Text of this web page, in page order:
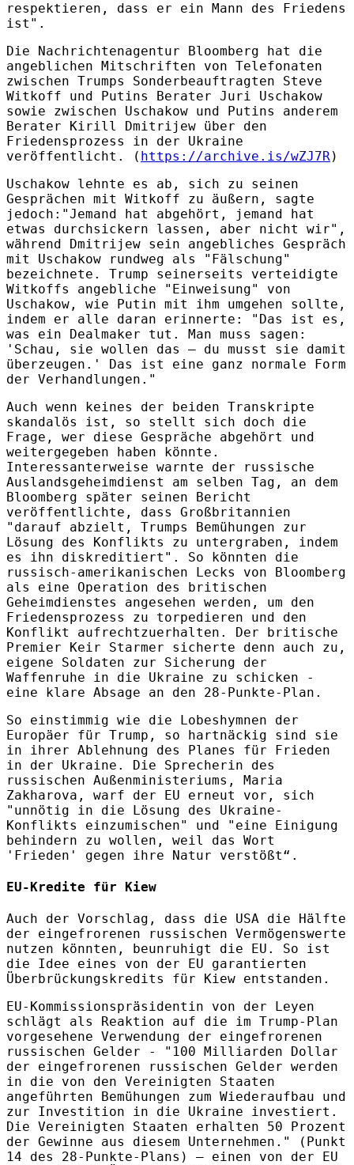
respektieren, dass er ein Mann des Friedens
ist".
Die Nachrichtenagentur Bloomberg hat die
angeblichen Mitschriften von Telefonaten
zwischen Trumps Sonderbeauftragten Steve
Witkoff und Putins Berater Juri Uschakow
sowie zwischen Uschakow und Putins anderem
Berater Kirill Dmitrijew über den
Friedensprozess in der Ukraine
veröffentlicht. ( https://archive.is/wZJ7R )
Uschakow lehnte es ab, sich zu seinen
Gesprächen mit Witkoff zu äußern, sagte
jedoch:"Jemand hat abgehört, jemand hat
etwas durchsickern lassen, aber nicht wir",
während Dmitrijew sein angebliches Gespräch
mit Uschakow rundweg als "Fälschung"
bezeichnete. Trump seinerseits verteidigte
Witkoffs angebliche "Einweisung" von
Uschakow, wie Putin mit ihm umgehen sollte,
indem er alle daran erinnerte: "Das ist es,
was ein Dealmaker tut. Man muss sagen:
'Schau, sie wollen das – du musst sie damit
überzeugen.' Das ist eine ganz normale Form
der Verhandlungen."
Auch wenn keines der beiden Transkripte
skandalös ist, so stellt sich doch die
Frage, wer diese Gespräche abgehört und
weitergegeben haben könnte.
Interessanterweise warnte der russische
Auslandsgeheimdienst am selben Tag, an dem
Bloomberg später seinen Bericht
veröffentlichte, dass Großbritannien
"darauf abzielt, Trumps Bemühungen zur
Lösung des Konflikts zu untergraben, indem
es ihn diskreditiert". So könnten die
russisch-amerikanischen Lecks von Bloomberg
als eine Operation des britischen
Geheimdienstes angesehen werden, um den
Friedensprozess zu torpedieren und den
Konflikt aufrechtzuerhalten. Der britische
Premier Keir Starmer sicherte denn auch zu,
eigene Soldaten zur Sicherung der
Waffenruhe in die Ukraine zu schicken -
eine klare Absage an den 28-Punkte-Plan.
So einstimmig wie die Lobeshymnen der
Europäer für Trump, so hartnäckig sind sie
in ihrer Ablehnung des Planes für Frieden
in der Ukraine. Die Sprecherin des
russischen Außenministeriums, Maria
Zakharova, warf der EU erneut vor, sich
"unnötig in die Lösung des Ukraine-
Konflikts einzumischen" und "eine Einigung
behindern zu wollen, weil das Wort
'Frieden' gegen ihre Natur verstößt“.
EU-Kredite für Kiew
Auch der Vorschlag, dass die USA die Hälfte
der eingefrorenen russischen Vermögenswerte
nutzen könnten, beunruhigt die EU. So ist
die Idee eines von der EU garantierten
Überbrückungskredits für Kiew entstanden.
EU-Kommissionspräsidentin von der Leyen
schlägt als Reaktion auf die im Trump-Plan
vorgesehene Verwendung der eingefrorenen
russischen Gelder - "100 Milliarden Dollar
der eingefrorenen russischen Gelder werden
in die von den Vereinigten Staaten
angeführten Bemühungen zum Wiederaufbau und
zur Investition in die Ukraine investiert.
Die Vereinigten Staaten erhalten 50 Prozent
der Gewinne aus diesem Unternehmen." (Punkt
14 des 28-Punkte-Plans) – einen von der EU